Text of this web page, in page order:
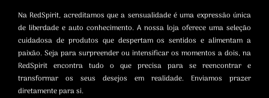
Na RedSpirit, acreditamos que a sensualidade é uma expressão única
de liberdade e auto conhecimento. A nossa loja oferece uma seleção
cuidadosa de produtos que despertam os sentidos e alimentam a
paixão. Seja para surpreender ou intensificar os momentos a dois, na
RedSpirit encontra tudo o que precisa para se reencontrar e
transformar os seus desejos em realidade. Enviamos prazer
diretamente para si.